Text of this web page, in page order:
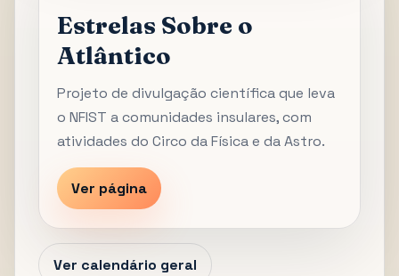
Estrelas Sobre o
Atlântico
Projeto de divulgação científica que leva
o NFIST a comunidades insulares, com
atividades do Circo da Física e da Astro.
Ver página
Ver calendário geral